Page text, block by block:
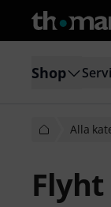
Shop
Alla
Flyht